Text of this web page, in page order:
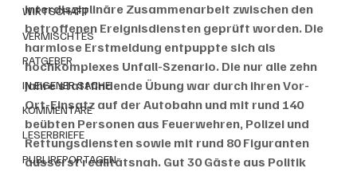
WIRTSCHAFT
VERMISCHTES
RATGEBER
IN EIGENER SACHE
KOMMENTARE
LESERBRIEFE
PUBLIREPORTAGEN
interdisziplinäre Zusammenarbeit zwischen den
betroffenen Ereignisdiensten geprüft worden. Die
harmlose Erstmeldung entpuppte sich als
hochkomplexes Unfall-Szenario. Die nur alle zehn
Jahre stattfindende Übung war durch ihren Vor-
Ort-Einsatz auf der Autobahn und mit rund 140
beübten Personen aus Feuerwehren, Polizei und
Rettungsdiensten sowie mit rund 80 Figuranten
äusserst realitätsnah. Gut 30 Gäste aus Politik